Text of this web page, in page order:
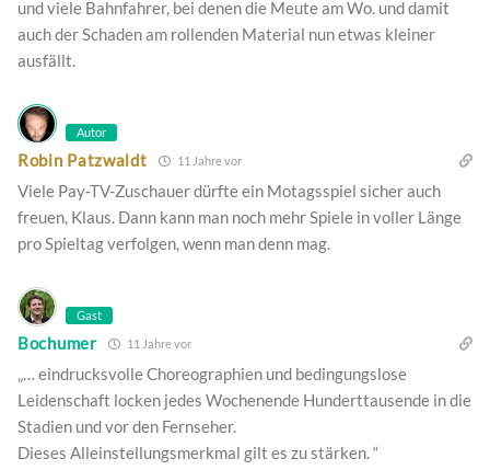
und viele Bahnfahrer, bei denen die Meute am Wo. und damit
auch der Schaden am rollenden Material nun etwas kleiner
ausfällt.
Autor
Robin Patzwaldt 11 Jahre vor
Viele Pay-TV-Zuschauer dürfte ein Motagsspiel sicher auch
freuen, Klaus. Dann kann man noch mehr Spiele in voller Länge
pro Spieltag verfolgen, wenn man denn mag.
Gast
Bochumer 11 Jahre vor
„… eindrucksvolle Choreographien und bedingungslose
Leidenschaft locken jedes Wochenende Hunderttausende in die
Stadien und vor den Fernseher.
Dieses Alleinstellungsmerkmal gilt es zu stärken. “